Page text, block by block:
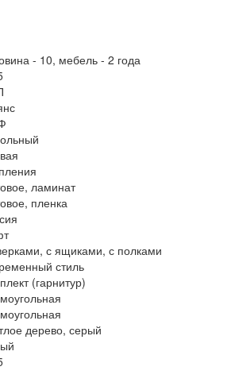
- 10, мебель - 2 года
ламинат
пленка
с ящиками, с полками
стиль
(гарнитур)
дерево, серый